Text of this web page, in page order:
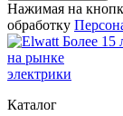
Нажимая на
обработку
Более 15
на рынке
электрики
Каталог